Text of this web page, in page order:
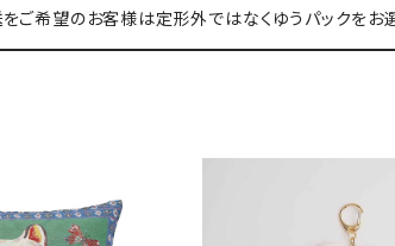
ご希望のお客様は定形外ではなくゆうパックをお